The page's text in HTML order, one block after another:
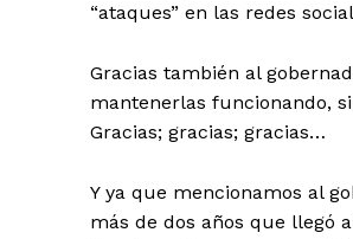
“ataques” en las redes
Gracias también al
mantenerlas funcionando,
Gracias; gracias; gracias…
Y ya que mencionamos al
más de dos años que llegó